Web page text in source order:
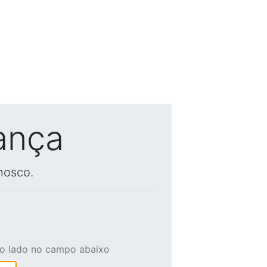
lado no campo abaixo